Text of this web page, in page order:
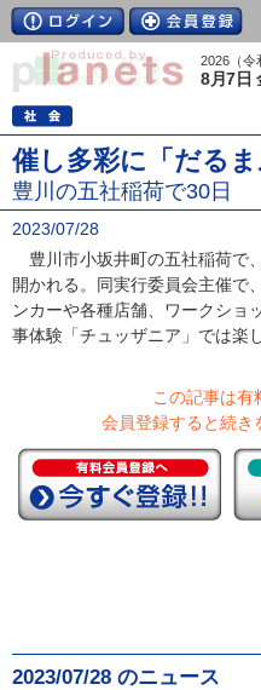
2026（令
8月7日
催し多彩に「だるま
豊川の五社稲荷で30日
2023/07/28
豊川市小坂井町の五社稲荷で
開かれる。同実行委員会主催
ンカーや各種店舗、ワークショ
事体験「チュッザニア」では楽
この記事は有
会員登録すると続き
2023/07/28 のニュース